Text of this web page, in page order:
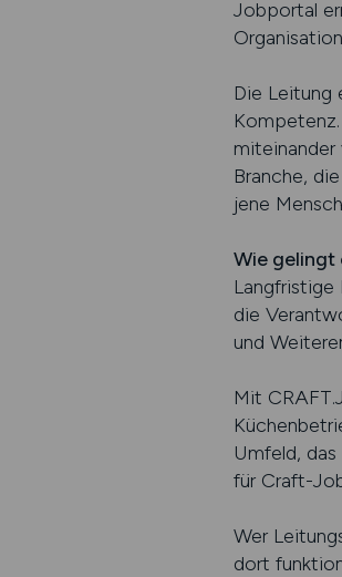
Jobportal
Die Leitung
miteinander
Branche,
jene
Wie gelingt
Langfristige
die
und
Mit
Umfeld,
für Craft-
Wer
dort